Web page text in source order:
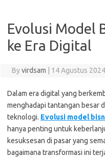
Evolusi Model
ke Era Digital
Byvirdsam 14 Agustus 2024
Dalam era digital yang
menghadapi tantangan besar
teknologi. Evolusi model
hanya penting untuk
kesuksesan di pasar yang
bagaimana transformasi ini